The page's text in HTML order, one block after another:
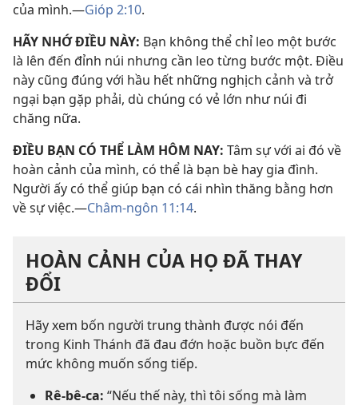
của mình.—Gióp 2:10.
HÃY NHỚ ĐIỀU NÀY: Bạn không thể chỉ leo một bước
là lên đến đỉnh núi nhưng cần leo từng bước một. Điều
này cũng đúng với hầu hết những nghịch cảnh và trở
ngại bạn gặp phải, dù chúng có vẻ lớn như núi đi
chăng nữa.
ĐIỀU BẠN CÓ THỂ LÀM HÔM NAY: Tâm sự với ai đó về
hoàn cảnh của mình, có thể là bạn bè hay gia đình.
Người ấy có thể giúp bạn có cái nhìn thăng bằng hơn
về sự việc.—Châm-ngôn 11:14.
HOÀN CẢNH CỦA HỌ ĐÃ THAY
ĐỔI
Hãy xem bốn người trung thành được nói đến
trong Kinh Thánh đã đau đớn hoặc buồn bực đến
mức không muốn sống tiếp.
Rê-bê-ca: “Nếu thế này, thì tôi sống mà làm